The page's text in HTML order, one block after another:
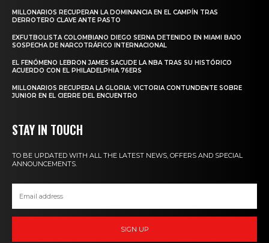
MILLONARIOS RECUPERAN LA DOMINANCIA EN EL CAMPÍN TRAS
DERROTERO CLAVE ANTE PASTO
EXFUTBOLISTA COLOMBIANO DIEGO SERNA DETENIDO EN MIAMI BAJO
SOSPECHA DE NARCOTRÁFICO INTERNACIONAL
EL FENÓMENO LEBRON JAMES SACUDE LA NBA TRAS SU HISTÓRICO
ACUERDO CON EL PHILADELPHIA 76ERS
MILLONARIOS RECUPERA LA GLORIA: VICTORIA CONTUNDENTE SOBRE
JUNIOR EN EL CIERRE DEL ENCUENTRO
STAY IN TOUCH
TO BE UPDATED WITH ALL THE LATEST NEWS, OFFERS AND SPECIAL
ANNOUNCEMENTS.
SIGN UP